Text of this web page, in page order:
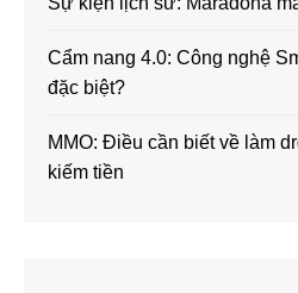
Cẩm nang 4.0: Công nghệ
đặc biệt?
MMO: Điều cần biết về làm
kiếm tiền